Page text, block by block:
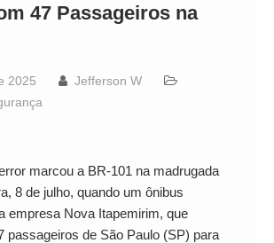
47 Passageiros na
2025
Jefferson W
marcou a BR-101 na madrugada
8 de julho, quando um ônibus
empresa Nova Itapemirim, que
passageiros de São Paulo (SP) para